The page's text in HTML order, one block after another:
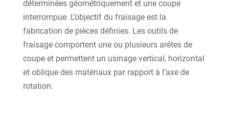
déterminées géométriquement et une coupe
interrompue. L’objectif du fraisage est la
fabrication de pièces définies. Les outils de
fraisage comportent une ou plusieurs arêtes de
coupe et permettent un usinage vertical, horizontal
et oblique des matériaux par rapport à l’axe de
rotation.